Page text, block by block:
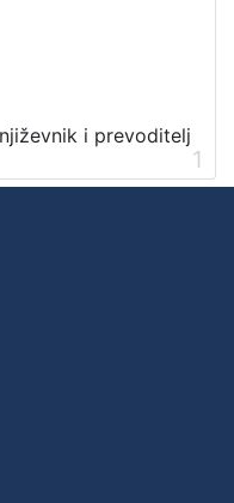
i prevoditelj
1